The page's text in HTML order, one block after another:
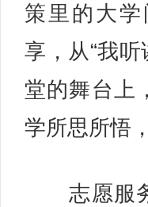
策里的大
享，从“我听
堂的舞台上
学所思所悟
志愿服务